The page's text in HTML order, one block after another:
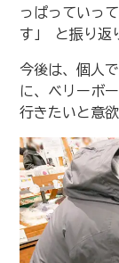
っぱっていっ
す」 と振り返
今後は、個人
に、ベリーボ
行きたいと意